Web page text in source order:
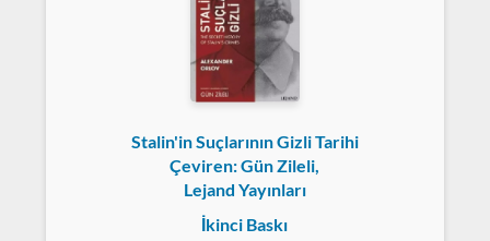
Stalin'in Suçlarının Gizli Tarihi
Çeviren: Gün Zileli,
Lejand Yayınları
İkinci Baskı